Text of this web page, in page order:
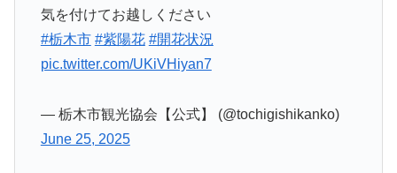
気を付けてお越しください
#栃木市 #紫陽花 #開花状況
pic.twitter.com/UKiVHiyan7
— 栃木市観光協会【公式】 (@tochigishikanko)
June 25, 2025